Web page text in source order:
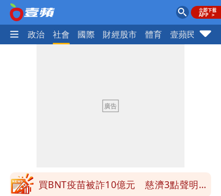
生活 政治 社會 國際 財經股市 體育 壹蘋民調
當年缺疫苗缺快篩缺口罩 王鴻薇：陳時
很多謹慎判斷當時未被理解
買BNT疫苗被詐10億元 慈濟3點聲明：